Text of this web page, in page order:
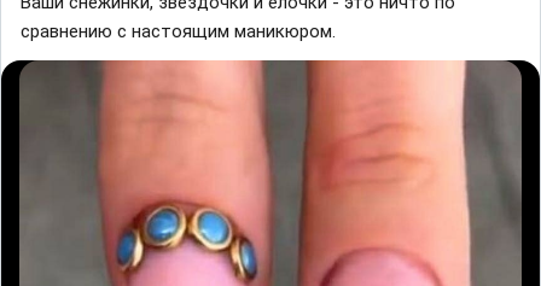
сравнению с настоящим маникюром.